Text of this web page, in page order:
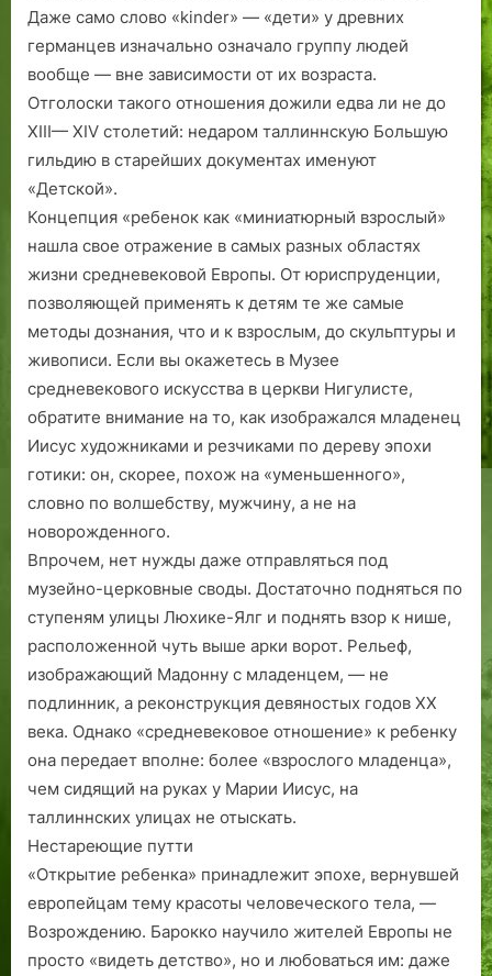
Даже само слово «kinder» — «дети» у древних
германцев изначально означало группу людей
вообще — вне зависимости от их возраста.
Отголоски такого отношения дожили едва ли не до
XIII— XIV столетий: недаром таллиннскую Большую
гильдию в старейших документах именуют
«Детской».
Концепция «ребенок как «миниатюрный взрослый»
нашла свое отражение в самых разных областях
жизни средневековой Европы. От юриспру­денции,
позволяющей применять к детям те же самые
методы дознания, что и к взрослым, до скульптуры и
живописи. Если вы окажетесь в Музее
средневекового искусства в церкви Нигулисте,
обратите внимание на то, как изображался младенец
Иисус художниками и резчиками по дереву эпохи
готики: он, скорее, похож на «уменьшенного»,
словно по волшебству, мужчину, а не на
новорожденного.
Впрочем, нет нужды даже отправляться под
музейно-церковные своды. Достаточно подняться по
ступеням улицы Люхике-Ялг и поднять взор к нише,
расположенной чуть выше арки ворот. Рельеф,
изображающий Мадонну с младенцем, — не
подлинник, а реконструкция девяностых годов ХХ
века. Однако «средневековое отношение» к ребенку
она передает вполне: более «взрослого младенца»,
чем сидящий на руках у Марии Иисус, на
таллиннских улицах не отыскать.
Нестареющие путти
«Открытие ребенка» принадлежит эпохе, вернувшей
европейцам тему красоты человеческого тела, —
Возрождению. Барокко научило жителей Европы не
просто «видеть детство», но и любоваться им: даже